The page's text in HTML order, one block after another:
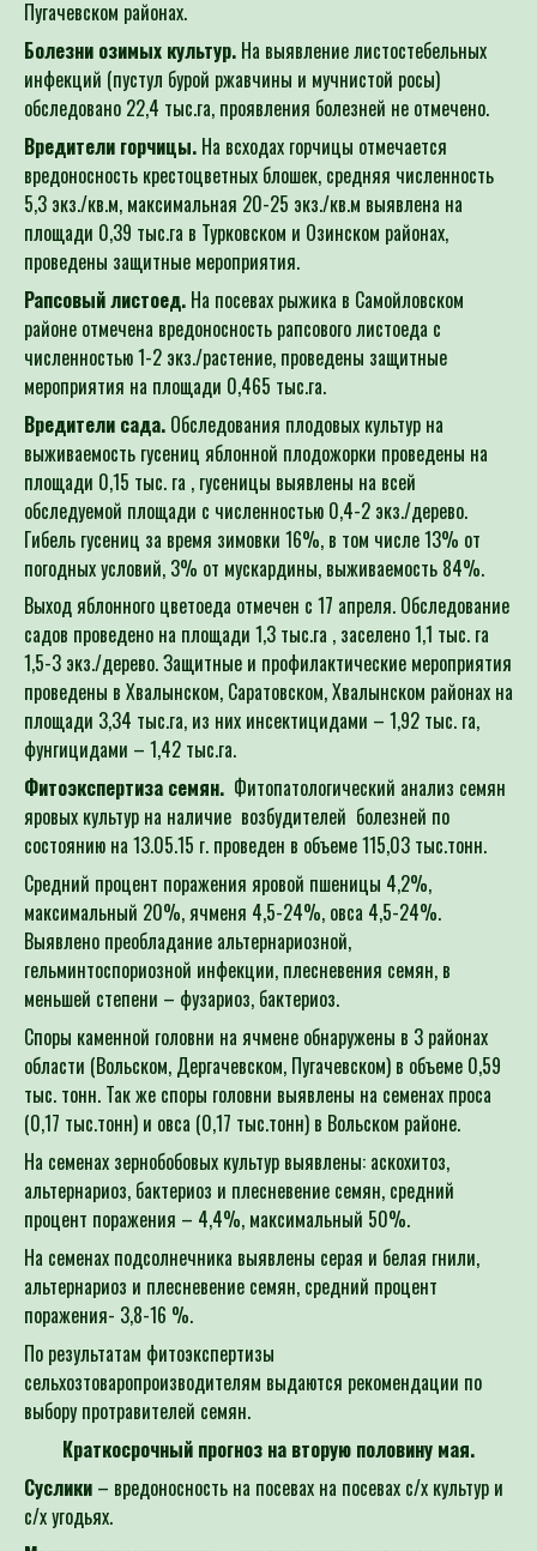
Пугачевском районах.
Болезни озимых культур. На выявление листостебельных
инфекций (пустул бурой ржавчины и мучнистой росы)
обследовано 22,4 тыс.га, проявления болезней не отмечено.
Вредители горчицы. На всходах горчицы отмечается
вредоносность крестоцветных блошек, средняя численность
5,3 экз./кв.м, максимальная 20-25 экз./кв.м выявлена на
площади 0,39 тыс.га в Турковском и Озинском районах,
проведены защитные мероприятия.
Рапсовый листоед. На посевах рыжика в Самойловском
районе отмечена вредоносность рапсового листоеда с
численностью 1-2 экз./растение, проведены защитные
мероприятия на площади 0,465 тыс.га.
Вредители сада. Обследования плодовых культур на
выживаемость гусениц яблонной плодожорки проведены на
площади 0,15 тыс. га , гусеницы выявлены на всей
обследуемой площади с численностью 0,4-2 экз./дерево.
Гибель гусениц за время зимовки 16%, в том числе 13% от
погодных условий, 3% от мускардины, выживаемость 84%.
Выход яблонного цветоеда отмечен с 17 апреля. Обследование
садов проведено на площади 1,3 тыс.га , заселено 1,1 тыс. га
1,5-3 экз./дерево. Защитные и профилактические мероприятия
проведены в Хвалынском, Саратовском, Хвалынском районах на
площади 3,34 тыс.га, из них инсектицидами – 1,92 тыс. га,
фунгицидами – 1,42 тыс.га.
Фитоэкспертиза семян. Фитопатологический анализ семян
яровых культур на наличие возбудителей болезней по
состоянию на 13.05.15 г. проведен в объеме 115,03 тыс.тонн.
Средний процент поражения яровой пшеницы 4,2%,
максимальный 20%, ячменя 4,5-24%, овса 4,5-24%.
Выявлено преобладание альтернариозной,
гельминтоспориозной инфекции, плесневения семян, в
меньшей степени – фузариоз, бактериоз.
Споры каменной головни на ячмене обнаружены в 3 районах
области (Вольском, Дергачевском, Пугачевском) в объеме 0,59
тыс. тонн. Так же споры головни выявлены на семенах проса
(0,17 тыс.тонн) и овса (0,17 тыс.тонн) в Вольском районе.
На семенах зернобобовых культур выявлены: аскохитоз,
альтернариоз, бактериоз и плесневение семян, средний
процент поражения – 4,4%, максимальный 50%.
На семенах подсолнечника выявлены серая и белая гнили,
альтернариоз и плесневение семян, средний процент
поражения- 3,8-16 %.
По результатам фитоэкспертизы
сельхозтоваропроизводителям выдаются рекомендации по
выбору протравителей семян.
Краткосрочный прогноз на вторую половину мая.
Суслики – вредоносность на посевах на посевах с/х культур и
с/х угодьях.